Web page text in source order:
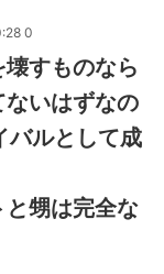
0
すものなら
いはずなの
バルとして成
甥は完全な